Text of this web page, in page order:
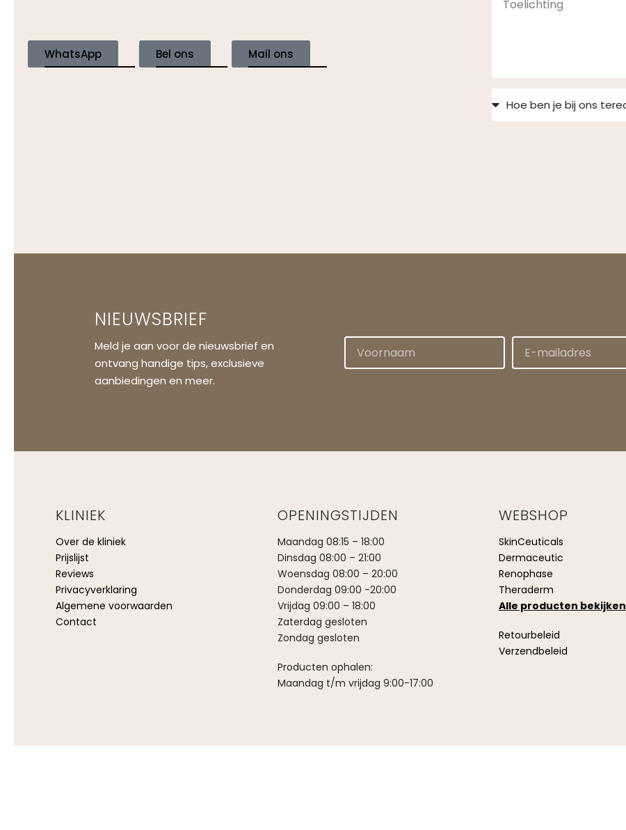
WhatsApp Bel ons Mail ons
NIEUWSBRIEF
Meld je aan voor de nieuwsbrief en
ontvang handige tips, exclusieve
aanbiedingen en meer.
KLINIEK
Over de kliniek
Prijslijst
Reviews
Privacyverklaring
Algemene voorwaarden
Contact
OPENINGSTIJDEN
Maandag 08:15 – 18:00
Dinsdag 08:00 – 21:00
Woensdag 08:00 – 20:00
Donderdag 09:00 -20:00
Vrijdag 09:00 – 18:00
Zaterdag gesloten
Zondag gesloten
Producten ophalen:
Maandag t/m vrijdag 9:00-17:00
WEBSHOP
SkinCeuticals
Dermaceutic
Renophase
Theraderm
Alle producten bekijken
Retourbeleid
Verzendbeleid